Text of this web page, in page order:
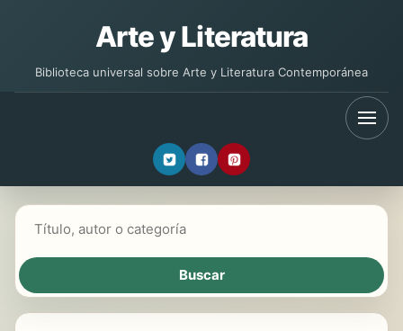
Arte y Literatura
Biblioteca universal sobre Arte y Literatura Contemporánea